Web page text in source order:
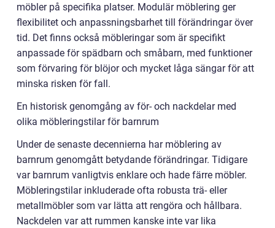
möbler på specifika platser. Modulär möblering ger
flexibilitet och anpassningsbarhet till förändringar över
tid. Det finns också möbleringar som är specifikt
anpassade för spädbarn och småbarn, med funktioner
som förvaring för blöjor och mycket låga sängar för att
minska risken för fall.
En historisk genomgång av för- och nackdelar med
olika möbleringstilar för barnrum
Under de senaste decennierna har möblering av
barnrum genomgått betydande förändringar. Tidigare
var barnrum vanligtvis enklare och hade färre möbler.
Möbleringstilar inkluderade ofta robusta trä- eller
metallmöbler som var lätta att rengöra och hållbara.
Nackdelen var att rummen kanske inte var lika